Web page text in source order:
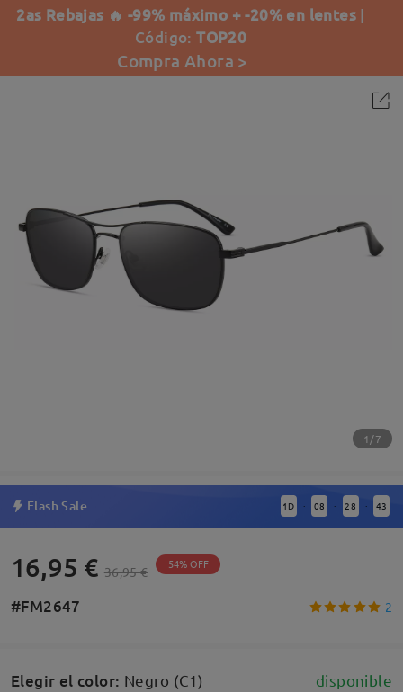
2as Rebajas 🔥 -99% máximo + -20% en lentes |
Código:TOP20
Compra Ahora >
1/7
Flash Sale 1 D : 08 : 28 : 42
16,95 € 36,95 € 54% OFF
#FM2647 2
Elegir el color: Negro (C1) disponible